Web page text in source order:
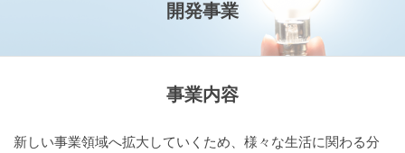
開発事業
事業内容
新しい事業領域へ拡大していくため、様々な生活に関わる分